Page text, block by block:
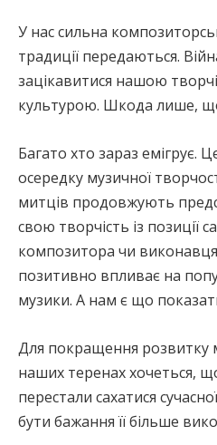
У нас сильна
традиції передаються.
зацікавитися нашою
культурою. Шкода лише,
Багато хто зараз емігрує.
осередку музичної
митців продовжують
свою творчість із позиції
композитора чи
позитивно впливає на
музики. А нам є що
Для покращення розвитку
наших теренах хочеться,
перестали сахатися
бути бажання її більше